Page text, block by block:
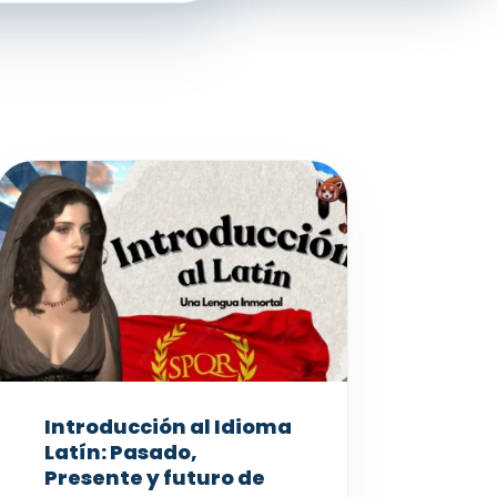
Introducción al Idioma
Latín: Pasado,
Presente y futuro de